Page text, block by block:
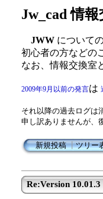
Jw_cad 情
JWW について
初心者の方などの
なお、情報交換室
2009年9月以前の発言は
それ以降の過去ログは
申し訳ありませんが、
新規投稿┃ツリー
Re:Version 10.01.3